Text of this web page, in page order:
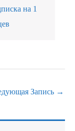
на 1
Запись →